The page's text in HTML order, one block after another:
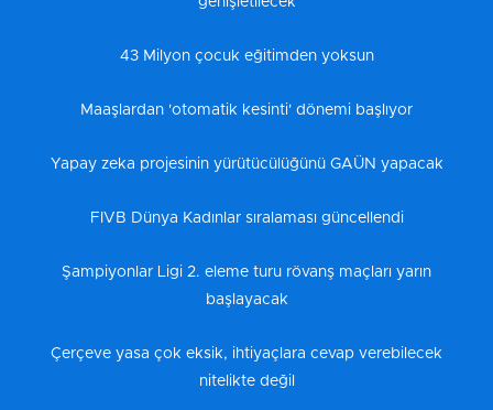
43 Milyon çocuk eğitimden yoksun
Maaşlardan 'otomatik kesinti' dönemi başlıyor
Yapay zeka projesinin yürütücülüğünü GAÜN yapacak
FIVB Dünya Kadınlar sıralaması güncellendi
Şampiyonlar Ligi 2. eleme turu rövanş maçları yarın
başlayacak
Çerçeve yasa çok eksik, ihtiyaçlara cevap verebilecek
nitelikte değil